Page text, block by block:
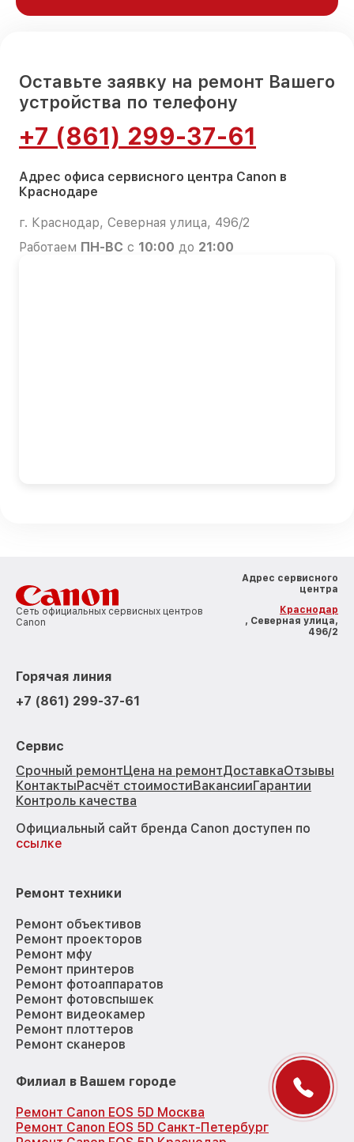
Оставьте заявку на ремонт Вашего
устройства по телефону
+7 (861) 299-37-61
Адрес офиса сервисного центра Canon в
Краснодаре
г. Краснодар, Северная улица, 496/2
Работаем ПН-ВС с 10:00 до 21:00
Сеть официальных сервисных центров
Canon
Адрес сервисного
центра
Краснодар
, Северная улица,
496/2
Горячая линия
+7 (861) 299-37-61
Сервис
Срочный ремонтЦена на ремонтДоставкаОтзывы
КонтактыРасчёт стоимостиВакансииГарантии
Контроль качества
Официальный сайт бренда Canon доступен по
ссылке
Ремонт техники
Ремонт объективов
Ремонт проекторов
Ремонт мфу
Ремонт принтеров
Ремонт фотоаппаратов
Ремонт фотовспышек
Ремонт видеокамер
Ремонт плоттеров
Ремонт сканеров
Филиал в Вашем городе
Ремонт Canon EOS 5D Москва
Ремонт Canon EOS 5D Санкт-Петербург